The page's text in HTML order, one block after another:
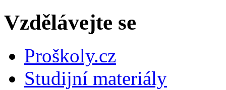
Vzdělávejte se
Proškoly.cz
Studijní materiály